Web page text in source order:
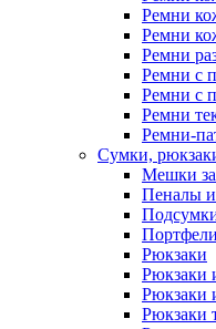
Ремни
Ремни
Ремни
Ремни с
Ремни с
Ремни
Ремни-
Сумки,
Мешки
Пеналы
Рюкзаки
Рюкзаки
Рюкзаки
Рюкзаки